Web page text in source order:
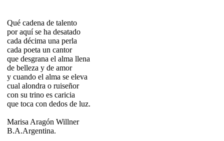
Qué cadena de talento
por aquí se ha desatado
cada décima una perla
cada poeta un cantor
que desgrana el alma llena
de belleza y de amor
y cuando el alma se eleva
cual alondra o ruiseñor
con su trino es caricia
que toca con dedos de luz.
Marisa Aragón Willner
B.A.Argentina.